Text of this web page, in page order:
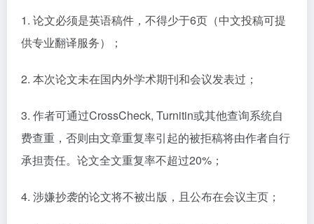
1. 论文必须是英语稿件，不得少于6页（中文投稿可提
供专业翻译服务）；
2. 本次论文未在国内外学术期刊和会议发表过；
3. 作者可通过CrossCheck, Turnitin或其他查询系统自
费查重，否则由文章重复率引起的被拒稿将由作者自行
承担责任。论文全文重复率不超过20%；
4. 涉嫌抄袭的论文将不被出版，且公布在会议主页；